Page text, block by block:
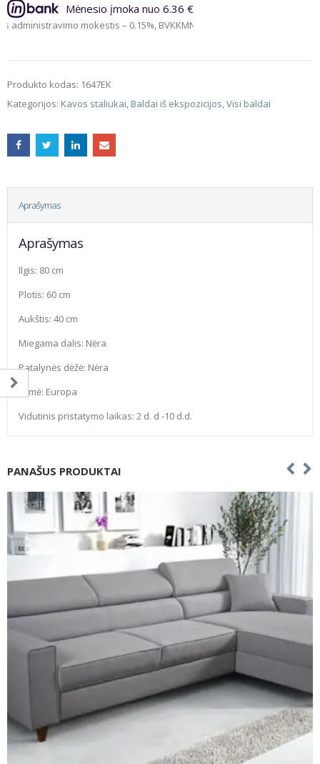
Mėnesio įmoka nuo 6.36 €
mokestis – 0.15%, BVKKMN – 17.06%, bendra mokėtina suma –
Produkto kodas: 1647EK
Kategorijos: Kavos staliukai, Baldai iš ekspozicijos,Visi baldai
Aprašymas
Aprašymas
Ilgis: 80 cm
Plotis: 60 cm
Aukštis: 40 cm
Miegama dalis: Nėra
Patalynės dėžė: Nėra
Kilmė: Europa
Vidutinis pristatymo laikas: 2 d. d -10 d.d.
PANAŠUS PRODUKTAI